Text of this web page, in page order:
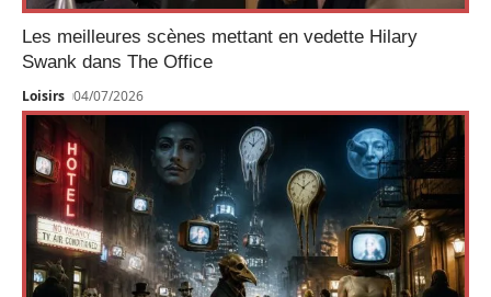
Les meilleures scènes mettant en vedette Hilary
Swank dans The Office
Loisirs 04/07/2026